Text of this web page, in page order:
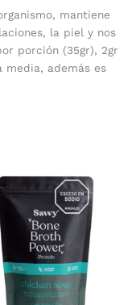
mantiene
la piel y nos
porción (35gr), 2gr
media, además es